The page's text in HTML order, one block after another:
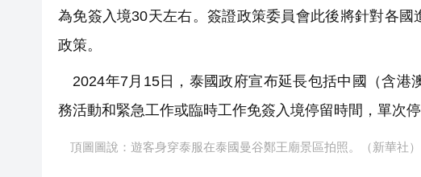
為免簽入境30天左右。簽證政策委員會此後將針對各
政策。
2024年7月15日，泰國政府宣布延長包括中國（含港
務活動和緊急工作或臨時工作免簽入境停留時間，單次停
頂圖圖說：遊客身穿泰服在泰國曼谷鄭王廟景區拍照。（新華社）